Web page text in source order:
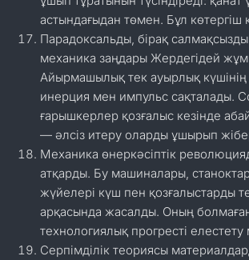
астындағыдан төмен. Бұл көтергіш
Парадоксальды, бірақ
механика заңдары Жердегідей
Айырмашылық тек ауырлық
инерция мен импульс сақталады.
ғарышкерлер қозғалыс кезінде
— әлсіз итеру оларды ұшырып
Механика өнеркәсіптік
атқарды. Бу машиналары,
жүйелері күш пен қозғалыстарды
арқасында жасалды. Оның
технологиялық прогресті
Серпімділік теориясы